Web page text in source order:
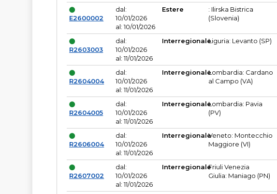
E2600002
dal:
10/01/2026
al: 10/01/2026
Estere
: Ilirska Bistrica
(Slovenia)
R2603003
dal:
10/01/2026
al: 11/01/2026
InterregionaleLiguria: Levanto (SP)
R2604004
dal:
10/01/2026
al: 11/01/2026
InterregionaleLombardia: Cardano
al Campo (VA)
R2604005
dal:
10/01/2026
al: 11/01/2026
InterregionaleLombardia: Pavia
(PV)
R2606004
dal:
10/01/2026
al: 11/01/2026
InterregionaleVeneto: Montecchio
Maggiore (VI)
R2607002
dal:
10/01/2026
al: 11/01/2026
InterregionaleFriuli Venezia
Giulia: Maniago (PN)